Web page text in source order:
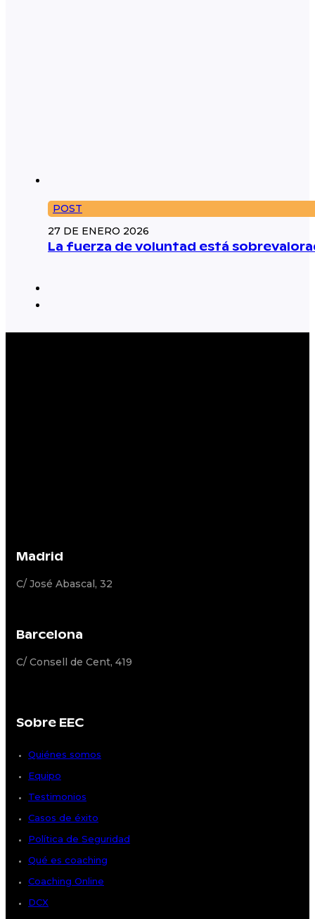
POST
27 DE ENERO 2026
La fuerza de voluntad está
Madrid
C/ José Abascal, 32
Barcelona
C/ Consell de Cent, 419
Sobre EEC
Quiénes somos
Equipo
Testimonios
Casos de éxito
Política de Seguridad
Qué es coaching
Coaching Online
DCX